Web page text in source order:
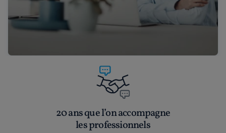
20 ans que l’on accompagne
les professionnels